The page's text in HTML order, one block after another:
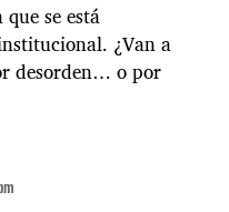
se está
¿Van a
desorden… o por